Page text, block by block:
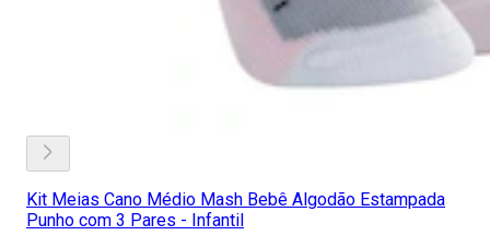
Kit Meias Cano Médio Mash Bebê Algodão Estampada
Punho com 3 Pares - Infantil